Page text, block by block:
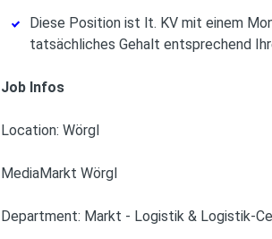
Diese Position ist lt. KV mit einem
tatsächliches Gehalt entsprechend
Job Infos
Location: Wörgl
MediaMarkt Wörgl
Department: Markt - Logistik & Logistik-